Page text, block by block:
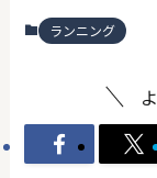
ランニング